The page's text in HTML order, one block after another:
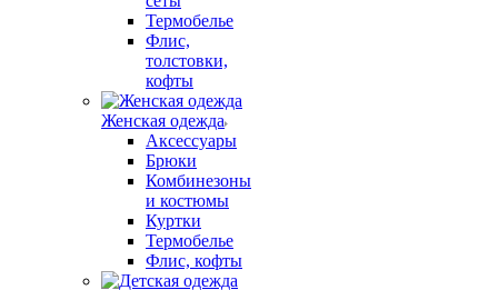
Термобелье
Флис,
толстовки,
кофты
Женская одежда
Аксессуары
Брюки
Комбинезоны
и костюмы
Куртки
Термобелье
Флис, кофты